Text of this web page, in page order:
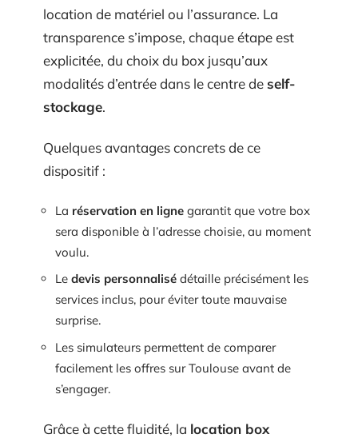
location de matériel ou l’assurance. La
transparence s’impose, chaque étape est
explicitée, du choix du box jusqu’aux
modalités d’entrée dans le centre deself-
stockage.
Quelques avantages concrets de ce
dispositif :
La réservation en ligne garantit que votre box
sera disponible à l’adresse choisie, au moment
voulu.
Le devis personnalisé détaille précisément les
services inclus, pour éviter toute mauvaise
surprise.
Les simulateurs permettent de comparer
facilement les offres sur Toulouse avant de
s’engager.
Grâce à cette fluidité, la location box